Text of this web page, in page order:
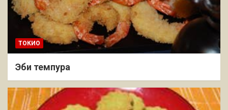
ТОКИО
Эби темпура